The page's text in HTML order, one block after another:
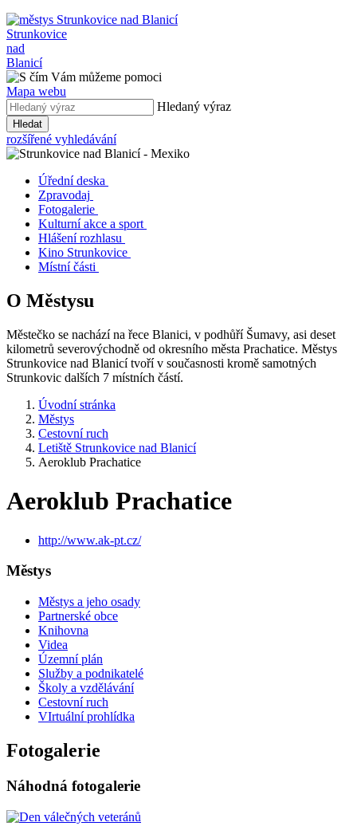
Strunkovice
nad
Blanicí
Mapa webu
Hledaný výraz
Hledat
rozšířené vyhledávání
Úřední deska
Zpravodaj
Fotogalerie
Kulturní akce a sport
Hlášení rozhlasu
Kino Strunkovice
Místní části
O Městysu
Městečko se nachází na řece Blanici, v podhůří Šumavy, asi deset
kilometrů severovýchodně od okresního města Prachatice. Městys
Strunkovice nad Blanicí tvoří v současnosti kromě samotných
Strunkovic dalších 7 místních částí.
Úvodní stránka
Městys
Cestovní ruch
Letiště Strunkovice nad Blanicí
Aeroklub Prachatice
Aeroklub Prachatice
http://www.ak-pt.cz/
Městys
Městys a jeho osady
Partnerské obce
Knihovna
Videa
Územní plán
Služby a podnikatelé
Školy a vzdělávání
Cestovní ruch
VIrtuální prohlídka
Fotogalerie
Náhodná fotogalerie